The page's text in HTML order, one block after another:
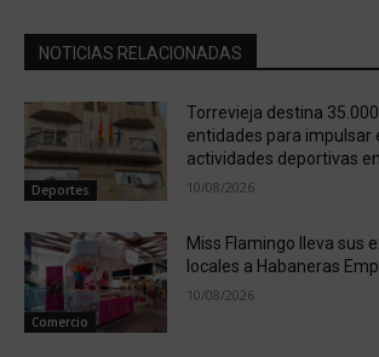
NOTICIAS RELACIONADAS
Deportes
Torrevieja destina
entidades para impulsar
actividades deportivas
10/08/2026
Comercio
Miss Flamingo lleva sus
locales a Habaneras
10/08/2026